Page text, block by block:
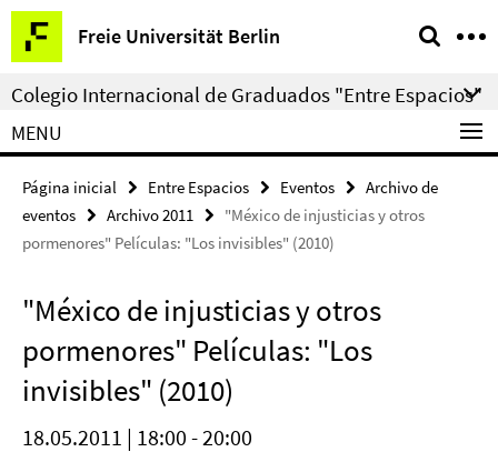
Springe
direkt
zu
Inhalt
Freie Universität Berlin
Herramientas
de
navegación
Colegio Internacional de Graduados "Entre Espacios"
MENU
Página inicial Entre Espacios Eventos
Archivo de
eventos
Archivo 2011
"México de injusticias y otros
pormenores" Películas: "Los invisibles" (2010)
"México de injusticias y otros
pormenores" Películas: "Los
invisibles" (2010)
18.05.2011 | 18:00 - 20:00